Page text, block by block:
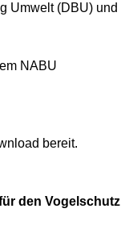
Umwelt (DBU) und
NABU
bereit.
den Vogelschutz